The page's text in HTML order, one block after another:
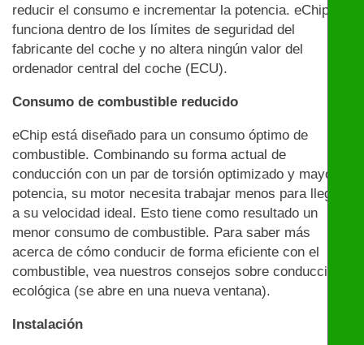
reducir el consumo e incrementar la potencia. eChip
funciona dentro de los límites de seguridad del
fabricante del coche y no altera ningún valor del
ordenador central del coche (ECU).
Consumo de combustible reducido
eChip está diseñado para un consumo óptimo de
combustible. Combinando su forma actual de
conducción con un par de torsión optimizado y mayor
potencia, su motor necesita trabajar menos para llegar
a su velocidad ideal. Esto tiene como resultado un
menor consumo de combustible. Para saber más
acerca de cómo conducir de forma eficiente con el
combustible, vea nuestros consejos sobre conducción
ecológica (se abre en una nueva ventana).
Instalación